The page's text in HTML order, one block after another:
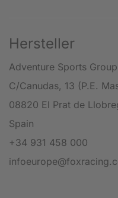
Hersteller
Adventure Sports
C/Canudas, 13 (P.E.
08820 El Prat de
Spain
+34 931 458 000